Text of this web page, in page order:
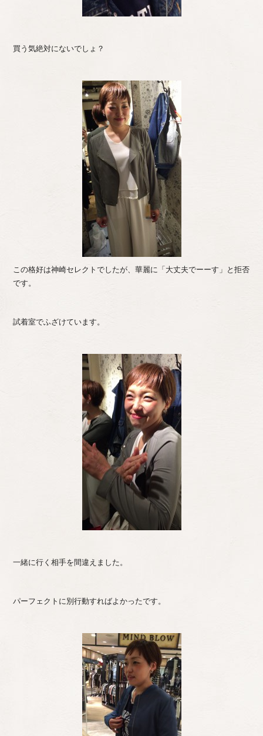
買う気絶対にないでしょ？
この格好は神崎セレクトでしたが、華麗に「大丈夫でーーす」と拒否
です。
試着室でふざけています。
一緒に行く相手を間違えました。
パーフェクトに別行動すればよかったです。